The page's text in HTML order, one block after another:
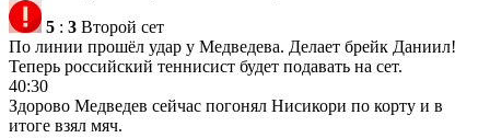
5 : 3 Второй сет
По линии прошёл удар у Медведева. Делает брейк Даниил!
Теперь российский теннисист будет подавать на сет.
40:30
Здорово Медведев сейчас погонял Нисикори по корту и в
итоге взял мяч.